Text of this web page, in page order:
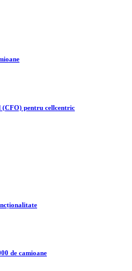
pentru cellcentric
de camioane